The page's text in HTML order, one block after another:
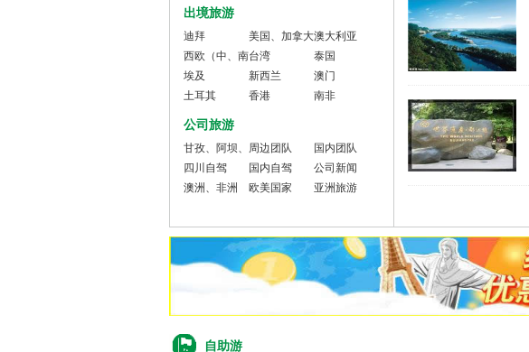
出境旅游
迪拜 美国、加拿大澳大利亚
西欧（中、南
欧）
台湾
泰国
埃及
新西兰
澳门
土耳其
香港 南非
公司旅游
甘孜、阿坝、
凉山
周边团队
国内团队
四川自驾
国内自驾
公司新闻
澳洲、非洲
欧美国家 亚洲旅游
自助游